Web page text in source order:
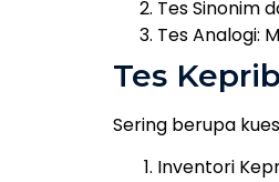
Tes Sinonim
Tes Analogi:
Tes
Sering berupa
Inventori